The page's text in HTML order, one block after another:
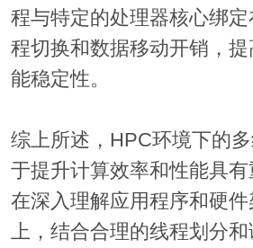
程与特定的处理器核心绑
程切换和数据移动开销，
能稳定性。
综上所述，HPC环境下的
于提升计算效率和性能具
在深入理解应用程序和硬
上，结合合理的线程划分